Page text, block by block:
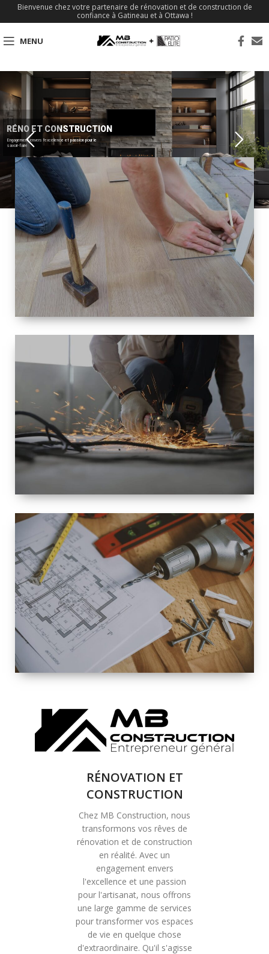
Bienvenue chez votre partenaire de rénovation et de construction de
confiance à Gatineau et à Ottawa !
MENU
Engagement envers l'excellence et passion pour le
savoir-faire
RÉNO ET CONSTRUCTION
TAILLE
PETITE À
GRANDE
RÉNOVATION
ESPACE
RÉNOVATION
INTÉRIEURE ET
EXTÉRIEURE
SOLUTIONS DE
RÉNOVATION
COMPLÈTE
RÉNOVATION ET
CONSTRUCTION
Chez MB Construction, nous
transformons vos rêves de
rénovation et de construction
en réalité. Avec un
engagement envers
l'excellence et une passion
pour l'artisanat, nous offrons
une large gamme de services
pour transformer vos espaces
de vie en quelque chose
d'extraordinaire. Qu'il s'agisse